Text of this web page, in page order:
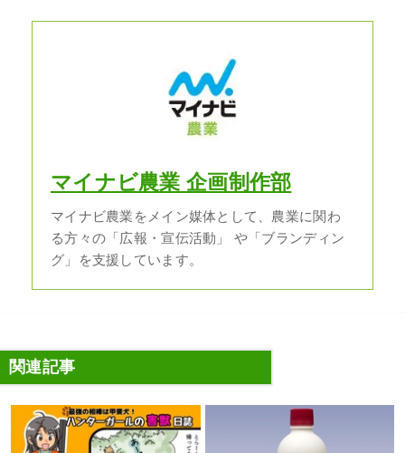
マイナビ農業 企画制作部
マイナビ農業をメイン媒体として、農業に関わ
る方々の「広報・宣伝活動」 や「ブランディン
グ」を支援しています。
関連記事